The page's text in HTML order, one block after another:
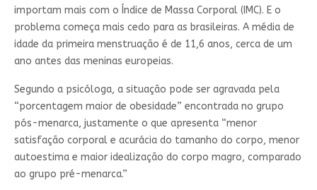
importam mais com o Índice de Massa Corporal (IMC). E o
problema começa mais cedo para as brasileiras. A média de
idade da primeira menstruação é de 11,6 anos, cerca de um
ano antes das meninas europeias.
Segundo a psicóloga, a situação pode ser agravada pela
“porcentagem maior de obesidade” encontrada no grupo
pós-menarca, justamente o que apresenta “menor
satisfação corporal e acurácia do tamanho do corpo, menor
autoestima e maior idealização do corpo magro, comparado
ao grupo pré-menarca.”